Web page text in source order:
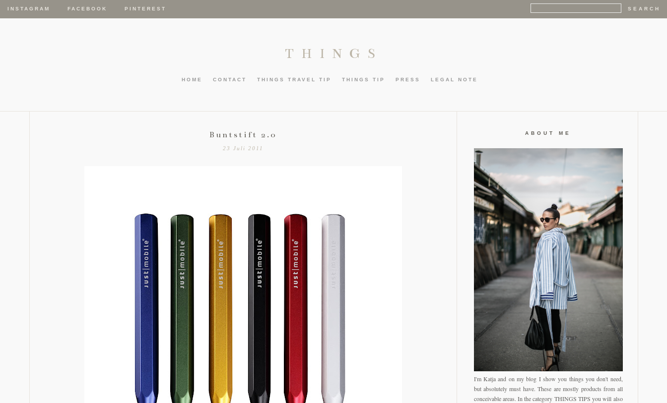
INSTAGRAM FACEBOOK PINTEREST
THINGS
HOME CONTACT THINGS TRAVEL TIP THINGS TIP PRESS LEGAL NOTE
Buntstift 2.0
23 Juli 2011
ABOUT ME
I'm Katja and on my blog I show you things you don't need,
but absolutely must have. These are mostly products from all
conceivable areas. In the category THINGS TIPS you will also